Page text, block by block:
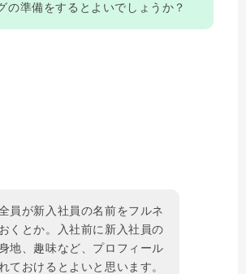
の準備をするとよいでしょうか？
員が新入社員の名前をフルネ
くとか。入社前に新入社員の
地、趣味など、プロフィール
ておけるとよいと思います。